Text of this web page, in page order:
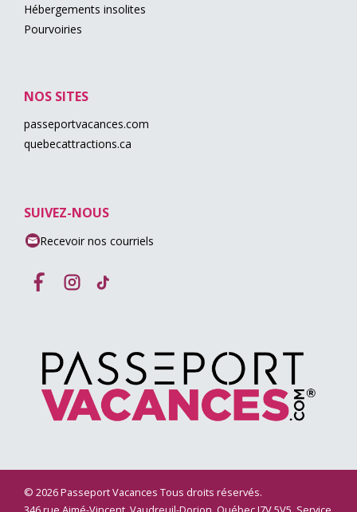
Hébergements insolites
Pourvoiries
NOS SITES
passeportvacances.com
quebecattractions.ca
SUIVEZ-NOUS
Recevoir nos courriels
© 2026 Passeport Vacances Tous droits réservés.